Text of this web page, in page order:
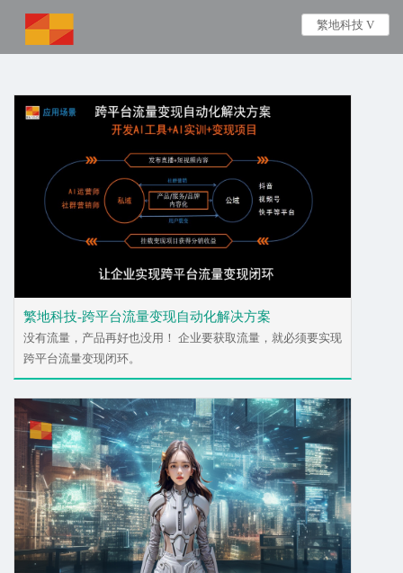
繁地科技-跨平台流量变现自动化解决方案
没有流量，产品再好也没用！ 企业要获取流量，就必须要实现
跨平台流量变现闭环。
繁地科技 V